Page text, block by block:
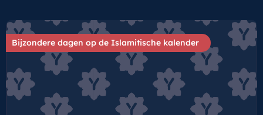
Bijzondere dagen op de Islamitische kalender